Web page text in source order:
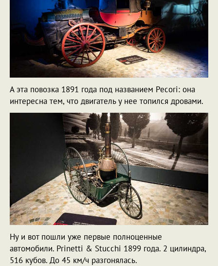
А эта повозка 1891 года под названием Pecori: она
интересна тем, что двигатель у нее топился дровами.
Ну и вот пошли уже первые полноценные
автомобили. Prinetti & Stucchi 1899 года. 2 цилиндра,
516 кубов. До 45 км/ч разгонялась.